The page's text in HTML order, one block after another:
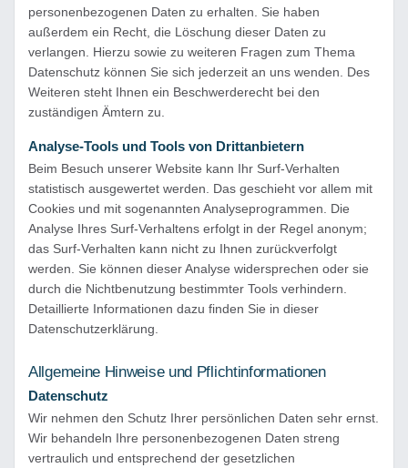
personenbezogenen Daten zu erhalten. Sie haben
außerdem ein Recht, die Löschung dieser Daten zu
verlangen. Hierzu sowie zu weiteren Fragen zum Thema
Datenschutz können Sie sich jederzeit an uns wenden. Des
Weiteren steht Ihnen ein Beschwerderecht bei den
zuständigen Ämtern zu.
Analyse-Tools und Tools von Drittanbietern
Beim Besuch unserer Website kann Ihr Surf-Verhalten
statistisch ausgewertet werden. Das geschieht vor allem mit
Cookies und mit sogenannten Analyseprogrammen. Die
Analyse Ihres Surf-Verhaltens erfolgt in der Regel anonym;
das Surf-Verhalten kann nicht zu Ihnen zurückverfolgt
werden. Sie können dieser Analyse widersprechen oder sie
durch die Nichtbenutzung bestimmter Tools verhindern.
Detaillierte Informationen dazu finden Sie in dieser
Datenschutzerklärung.
Allgemeine Hinweise und Pflichtinformationen
Datenschutz
Wir nehmen den Schutz Ihrer persönlichen Daten sehr ernst.
Wir behandeln Ihre personenbezogenen Daten streng
vertraulich und entsprechend der gesetzlichen